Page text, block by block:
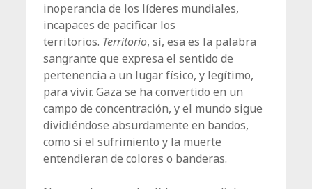
inoperancia de los líderes mundiales,
incapaces de pacificar los
territorios. Territorio, sí, esa es la palabra
sangrante que expresa el sentido de
pertenencia a un lugar físico, y legítimo,
para vivir. Gaza se ha convertido en un
campo de concentración, y el mundo sigue
dividiéndose absurdamente en bandos,
como si el sufrimiento y la muerte
entendieran de colores o banderas.